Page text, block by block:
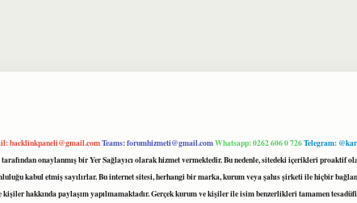
backlinkpaneli@gmail.comTeams:forumhizmeti@gmail.comWhatsapp: 0262 606 0 726Telegram:
onaylanmış bir Yer Sağlayıcı olarak hizmet vermektedir. Bu nedenle, sitedeki içerikleri proaktif
kabul etmiş sayılırlar. Bu internet sitesi, herhangi bir marka, kurum veya şahıs şirketi ile hiçbir
hakkında paylaşım yapılmamaktadır. Gerçek kurum ve kişiler ile isim benzerlikleri tamamen